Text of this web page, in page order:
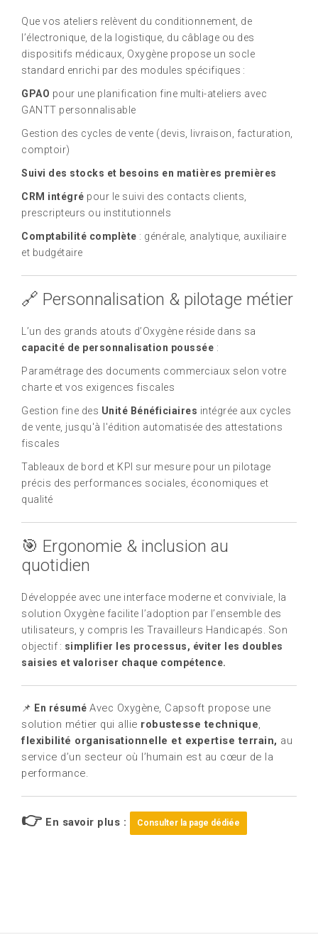
Que vos ateliers relèvent du conditionnement, de
l’électronique, de la logistique, du câblage ou des
dispositifs médicaux, Oxygène propose un socle
standard enrichi par des modules spécifiques :
GPAO pour une planification fine multi-ateliers avec
GANTT personnalisable
Gestion des cycles de vente (devis, livraison, facturation,
comptoir)
Suivi des stocks et besoins en matières premières
CRM intégré pour le suivi des contacts clients,
prescripteurs ou institutionnels
Comptabilité complète : générale, analytique, auxiliaire
et budgétaire
🔗 Personnalisation & pilotage métier
L’un des grands atouts d’Oxygène réside dans sa
capacité de personnalisation poussée :
Paramétrage des documents commerciaux selon votre
charte et vos exigences fiscales
Gestion fine des Unité Bénéficiaires intégrée aux cycles
de vente, jusqu'à l'édition automatisée des attestations
fiscales
Tableaux de bord et KPI sur mesure pour un pilotage
précis des performances sociales, économiques et
qualité
🎯 Ergonomie & inclusion au
quotidien
Développée avec une interface moderne et conviviale, la
solution Oxygène facilite l’adoption par l’ensemble des
utilisateurs, y compris les Travailleurs Handicapés. Son
objectif : simplifier les processus, éviter les doubles
saisies et valoriser chaque compétence.
📌 En résumé Avec Oxygène, Capsoft propose une
solution métier qui allie robustesse technique,
flexibilité organisationnelle et expertise terrain, au
service d’un secteur où l’humain est au cœur de la
performance.
👉 En savoir plus :